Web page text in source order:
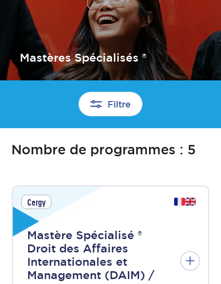
Mastères Spécialisés ®
Filtre
Nombre de programmes : 5
Cergy
Mastère Spécialisé ®
Droit des Affaires
Internationales et
Management (DAIM) /